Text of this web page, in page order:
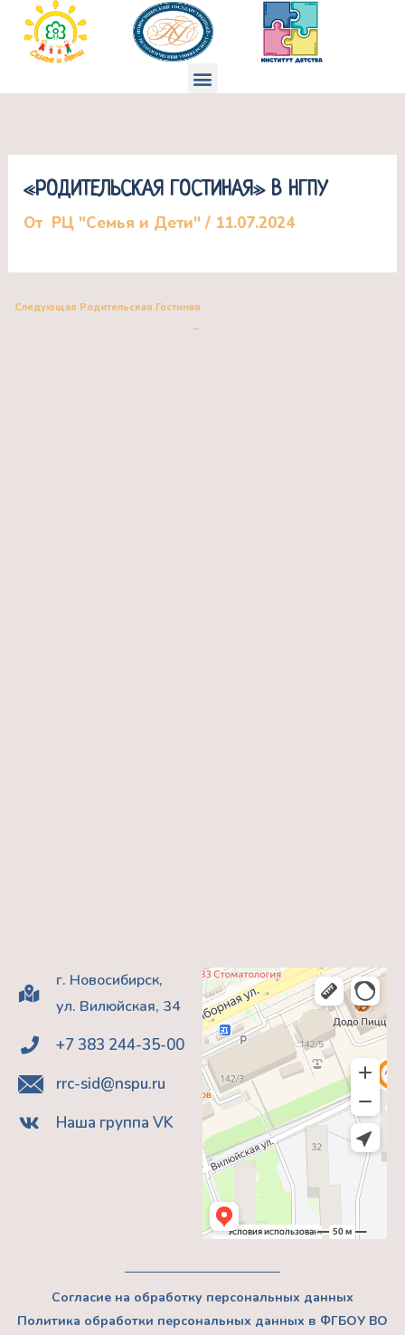
Перейти
содержимому
Меню
«РОДИТЕЛЬСКАЯ ГОСТИНАЯ» В НГПУ
От РЦ "Семья и Дети"/ 11.07.2024
Следующая Родительская Гостиная
→
г. Новосибирск,
ул. Вилюйская, 34
+7 383 244-35-00
rrc-sid@nspu.ru
Наша группа VK
Согласие на обработку персональных данных
Политика обработки персональных данных в ФГБОУ ВО